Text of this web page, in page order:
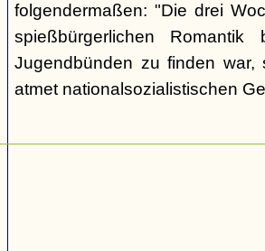
folgendermaßen: "Die drei
spießbürgerlichen
Jugendbünden zu finden war,
atmet nationalsozialistischen